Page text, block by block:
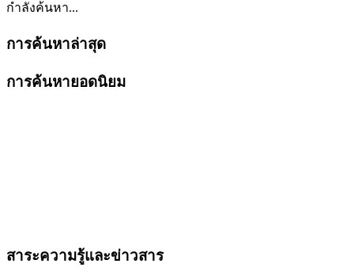
กำลังค้นหา...
การค้นหาล่าสุด
การค้นหายอดนิยม
สาระความรู้และข่าวสาร